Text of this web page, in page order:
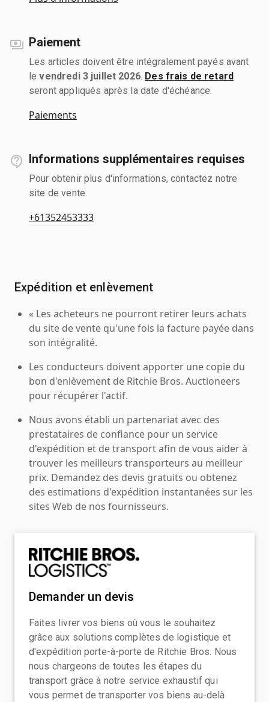
Paiement
Les articles doivent être intégralement payés avant
levendredi 3 juillet 2026. Des frais de retard
seront appliqués après la date d'échéance.
Paiements
Informations supplémentaires requises
Pour obtenir plus d'informations, contactez notre
site de vente.
+61352453333
Expédition et enlèvement
« Les acheteurs ne pourront retirer leurs achats
du site de vente qu'une fois la facture payée dans
son intégralité.
Les conducteurs doivent apporter une copie du
bon d'enlèvement de Ritchie Bros. Auctioneers
pour récupérer l'actif.
Nous avons établi un partenariat avec des
prestataires de confiance pour un service
d'expédition et de transport afin de vous aider à
trouver les meilleurs transporteurs au meilleur
prix. Demandez des devis gratuits ou obtenez
des estimations d'expédition instantanées sur les
sites Web de nos fournisseurs.
Demander un devis
Faites livrer vos biens où vous le souhaitez
grâce aux solutions complètes de logistique et
d'expédition porte-à-porte de Ritchie Bros. Nous
nous chargeons de toutes les étapes du
transport grâce à notre service exhaustif qui
vous permet de transporter vos biens au-delà